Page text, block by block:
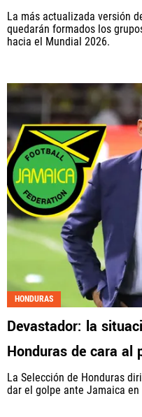
La más actualizada versión
quedarán formados los
hacia el Mundial 2026.
HONDURAS
Devastador: la
Honduras de cara al
La Selección de Honduras
dar el golpe ante Jamaica